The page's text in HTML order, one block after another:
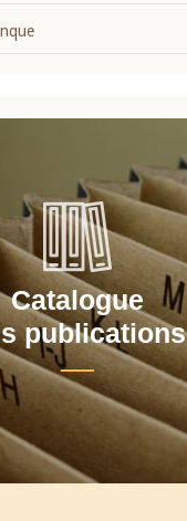
Catalogue
publications